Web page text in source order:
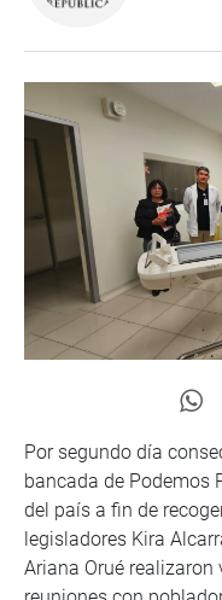
Por segundo día
bancada de Podemos
del país a fin de
legisladores Kira
Ariana Orué